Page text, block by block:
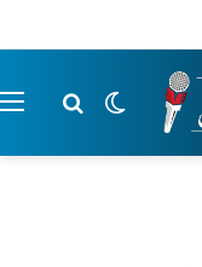
تابستان 1405
تغییر پوسته